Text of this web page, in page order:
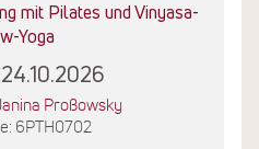
mit Pilates und Vinyasa-
Yoga
24.10.2026
Proßowsky
6PTH0702